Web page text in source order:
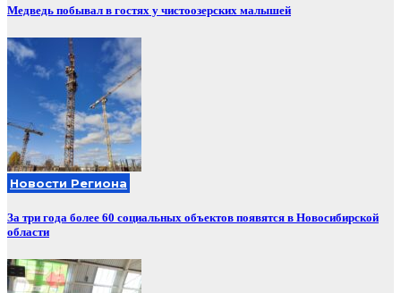
Медведь побывал в гостях у чистоозерских малышей
Новости Региона
За три года более 60 социальных объектов появятся в Новосибирской
области